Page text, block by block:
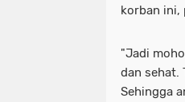
korban ini,
"Jadi
dan sehat.
Sehingga